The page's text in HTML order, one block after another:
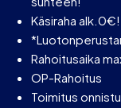
Käsiraha alk.0€!
Rahoitusaika
OP-Rahoitus
Toimitus